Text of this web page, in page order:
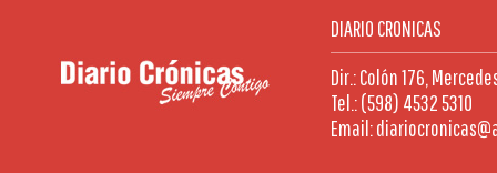
DIARIO CRONICAS
Dir.: Colón 176,
Tel.: (598) 4532 5310
Email: